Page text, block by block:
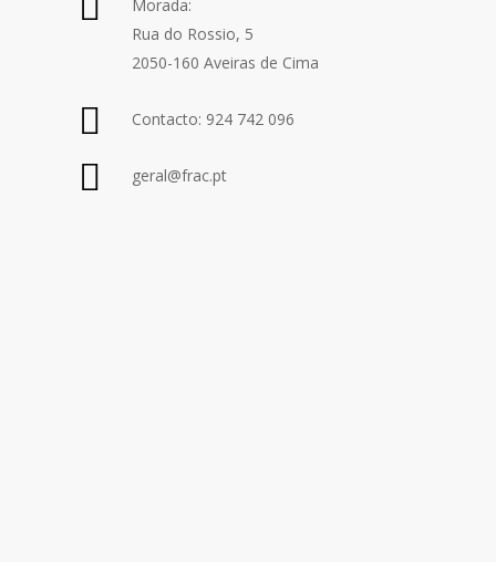
Morada:
Rua do Rossio, 5
2050-160 Aveiras de Cima
Contacto: 924 742 096
geral@frac.pt